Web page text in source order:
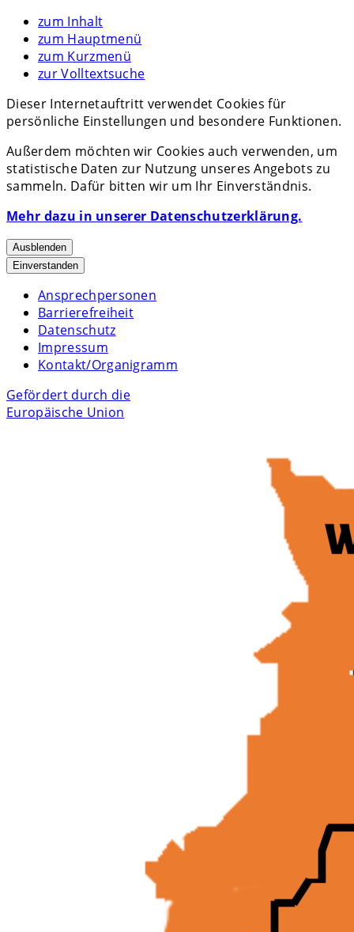
zum Inhalt
zum Hauptmenü
zum Kurzmenü
zur Volltextsuche
Dieser Internetauftritt verwendet Cookies für
persönliche Einstellungen und besondere Funktionen.
Außerdem möchten wir Cookies auch verwenden, um
statistische Daten zur Nutzung unseres Angebots zu
sammeln. Dafür bitten wir um Ihr Einverständnis.
Mehr dazu in unserer Datenschutzerklärung.
Ausblenden
Einverstanden
Ansprechpersonen
Barrierefreiheit
Datenschutz
Impressum
Kontakt/Organigramm
Gefördert durch die
Europäische Union